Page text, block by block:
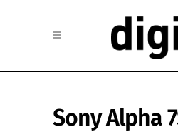
Sony Alpha